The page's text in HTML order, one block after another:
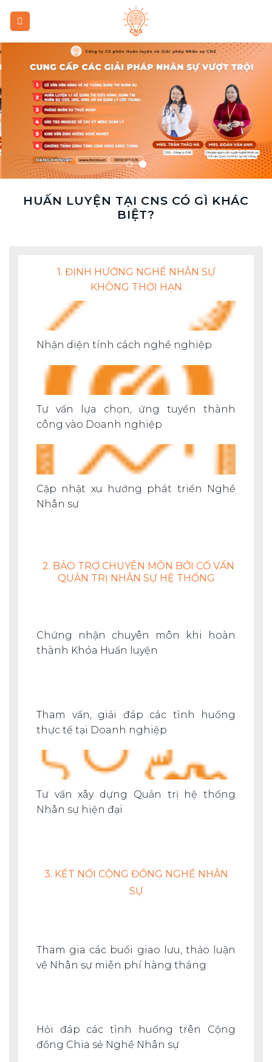
HUẤN LUYỆN TẠI CNS CÓ GÌ KHÁC
BIỆT?
1. ĐỊNH HƯỚNG NGHỀ NHÂN SỰ
KHÔNG THỜI HẠN
Nhận diện tính cách nghề nghiệp
Tư vấn lựa chọn, ứng tuyển thành
công vào Doanh nghiệp
Cập nhật xu hướng phát triển Nghề
Nhân sự
2. BẢO TRỢ CHUYÊN MÔN BỞI CỐ VẤN
QUẢN TRỊ NHÂN SỰ HỆ THỐNG
Chứng nhận chuyên môn khi hoàn
thành Khóa Huấn luyện
Tham vấn, giải đáp các tình huống
thực tế tại Doanh nghiệp
Tư vấn xây dựng Quản trị hệ thống
Nhân sự hiện đại
3. KẾT NỐI CỘNG ĐỒNG NGHỀ NHÂN
SỰ
Tham gia các buổi giao lưu, thảo luận
về Nhân sự miễn phí hàng tháng
Hỏi đáp các tình huống trên Cộng
đồng Chia sẻ Nghề Nhân sự